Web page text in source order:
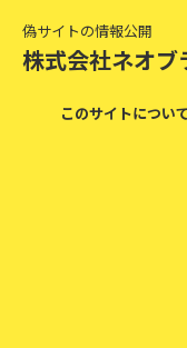
偽サイトの情報公開
株式会社ネオブ
このサイトについ